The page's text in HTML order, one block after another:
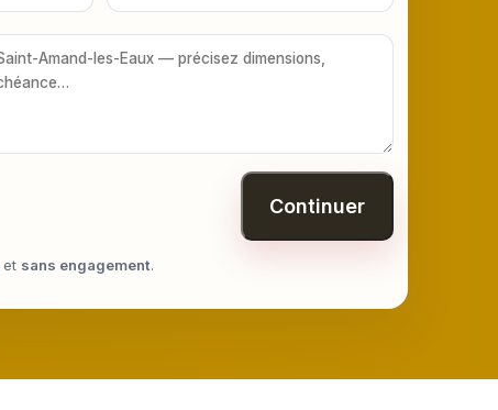
Continuer
et sans engagement.